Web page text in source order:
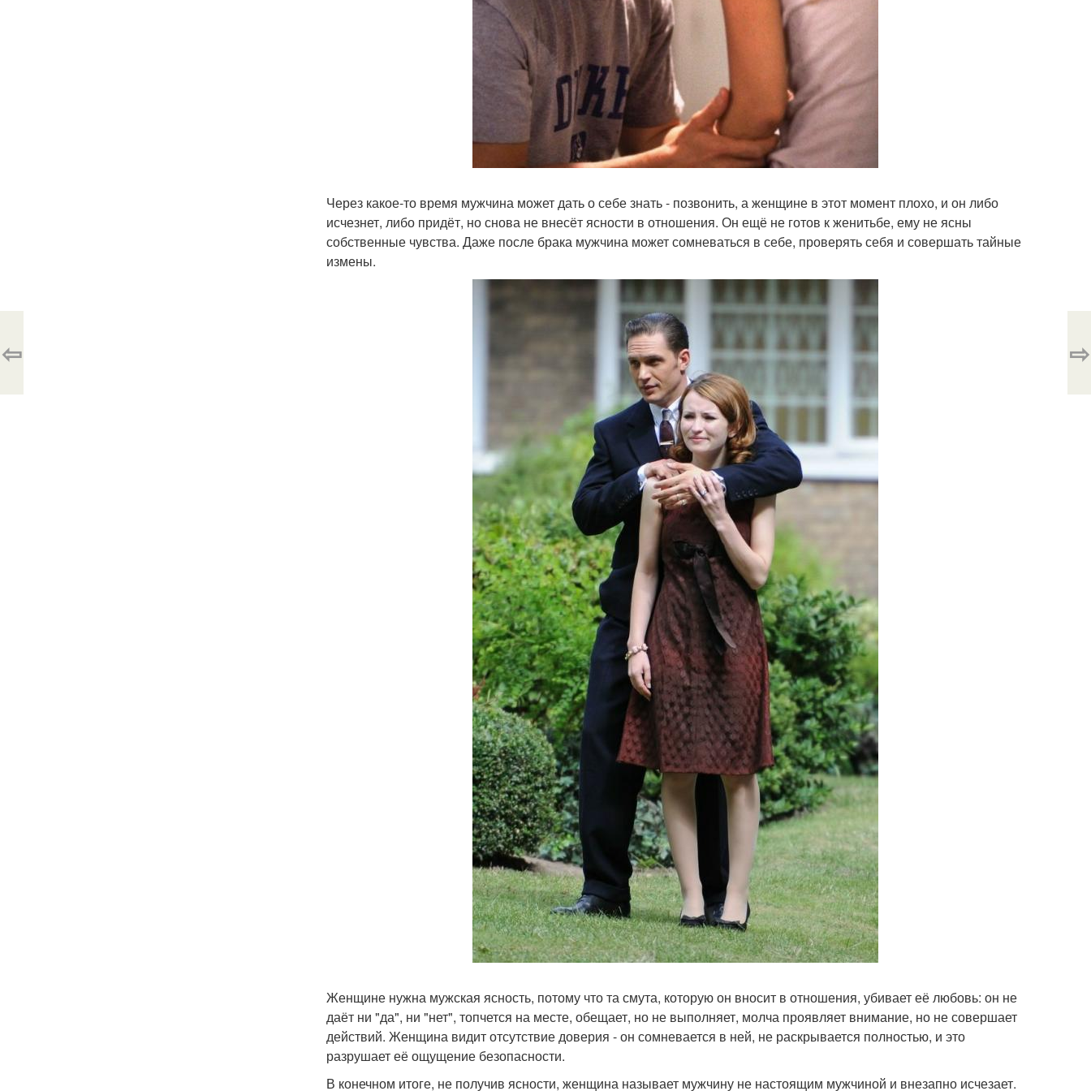
Через какое-то время мужчина может дать о себе знать - позвонить, а женщине в этот момент плохо, и он либо
исчезнет, либо придёт, но снова не внесёт ясности в отношения. Он ещё не готов к женитьбе, ему не ясны
собственные чувства. Даже после брака мужчина может сомневаться в себе, проверять себя и совершать тайные
измены.
Женщине нужна мужская ясность, потому что та смута, которую он вносит в отношения, убивает её любовь: он не
даёт ни "да", ни "нет", топчется на месте, обещает, но не выполняет, молча проявляет внимание, но не совершает
действий. Женщина видит отсутствие доверия - он сомневается в ней, не раскрывается полностью, и это
разрушает её ощущение безопасности.
В конечном итоге, не получив ясности, женщина называет мужчину не настоящим мужчиной и внезапно исчезает.
⇦ ⇨